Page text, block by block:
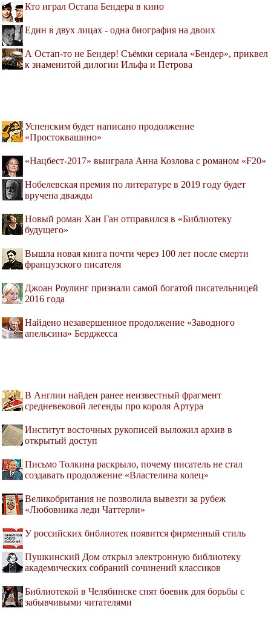
Кто играл Остапа Бендера в кино
Един в двух лицах - одна биография на двоих
А Остап-то не Бендер! Cъёмки сериала «Бендер», приквел
к знаменитой дилогии Ильфа и Петрова
Успенским будет написано продолжение
«Простоквашино»
«Нацбест-2017» выиграла Анна Козлова с романом «F20»
Нобелевская премия по литературе в 2019 году будет
вручена дважды
Новый роман Хан Ган отправился в «Библиотеку
будущего»
Вышла новая книга почти через 100 лет после смерти
французского писателя
Джоан Роулинг признали самой богатой писательницей
2016 года
Найдено незавершенное продолжение «Заводного
апельсина» Берджесса
В Англии найден ранее неизвестный фрагмент
средневековой легенды про короля Артура
Институт восточных рукописей выложил архив в
открытый доступ
Письмо Толкина раскрыло, почему писатель не стал
создавать продолжение «Властелина колец»
Великобритания не позволила вывезти за рубеж
«Любовника леди Чаттерли»
У российских библиотек появится фирменный стиль
Пушкинский Дом открыл электронную библиотеку
академических собраний сочинений классиков
Библиотекой в Челябинске снят боевик для борьбы с
забывчивыми читателями